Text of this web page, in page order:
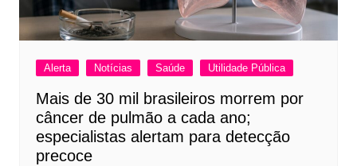
Alerta Notícias Saúde Utilidade Pública
Mais de 30 mil brasileiros morrem por
câncer de pulmão a cada ano;
especialistas alertam para detecção
precoce